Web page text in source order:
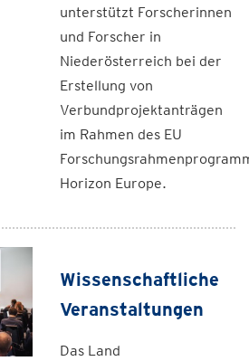
unterstützt Forscherinnen
und Forscher in
Niederösterreich bei der
Erstellung von
Verbundprojektanträgen
im Rahmen des EU
Horizon Europe.
Wissenschaftliche
Veranstaltungen
Das Land